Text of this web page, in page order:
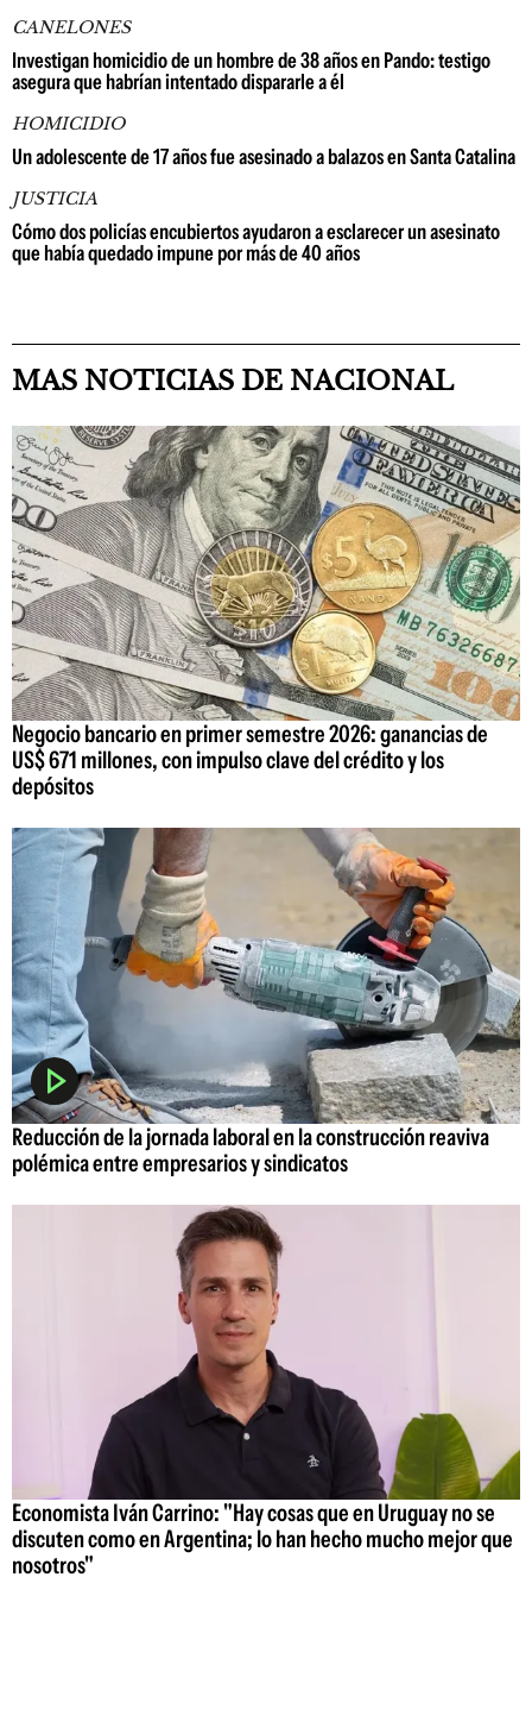
CANELONES
Investigan homicidio de un hombre de 38 años en Pando: testigo
asegura que habrían intentado dispararle a él
HOMICIDIO
Un adolescente de 17 años fue asesinado a balazos en Santa Catalina
JUSTICIA
Cómo dos policías encubiertos ayudaron a esclarecer un asesinato
que había quedado impune por más de 40 años
MAS NOTICIAS DE NACIONAL
Negocio bancario en primer semestre 2026: ganancias de
US$ 671 millones, con impulso clave del crédito y los
depósitos
Reducción de la jornada laboral en la construcción reaviva
polémica entre empresarios y sindicatos
Economista Iván Carrino: "Hay cosas que en Uruguay no se
discuten como en Argentina; lo han hecho mucho mejor que
nosotros"